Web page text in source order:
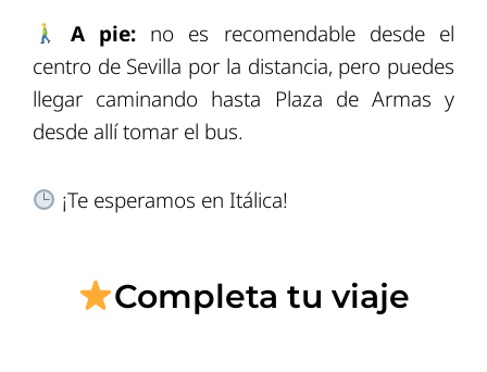
A pie: no es recomendable desde el
centro de Sevilla por la distancia, pero puedes
llegar caminando hasta Plaza de Armas y
desde allí tomar el bus.
¡Te esperamos en Itálica!
Completa tu viaje